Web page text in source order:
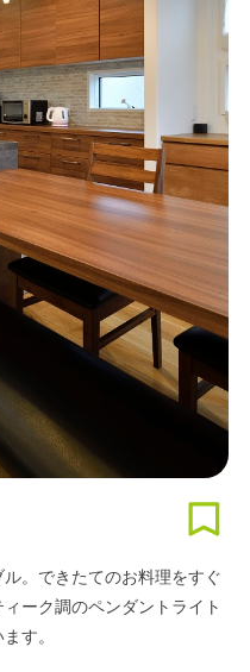
。できたてのお料理をすぐ
ーク調のペンダントライト
す。